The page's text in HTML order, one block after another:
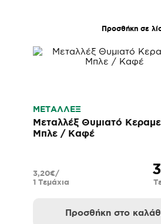
Προσθήκη σε
ΜΕΤΑΛΛΕΞ
Μεταλλέξ Θυμιατό
Μπλε / Καφέ
1 Τεμάχια
3,20€/
Προσθήκη στο